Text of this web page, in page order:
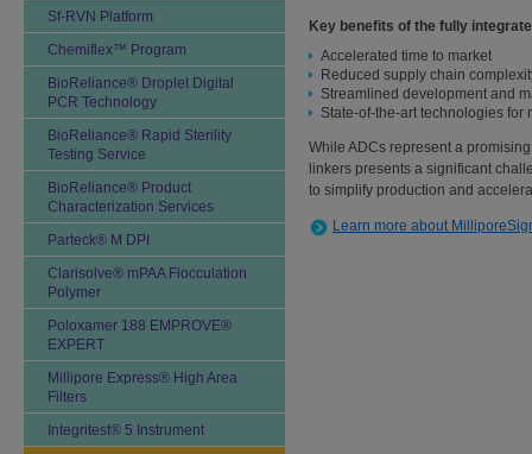
Sf-RVN Platform
Chemiflex™ Program
BioReliance® Droplet Digital
PCR Technology
BioReliance® Rapid Sterility
Testing Service
BioReliance® Product
Characterization Services
Parteck® M DPI
Clarisolve® mPAA Flocculation
Polymer
Poloxamer 188 EMPROVE®
EXPERT
Millipore Express® High Area
Filters
Integritest® 5 Instrument
Key benefits of the fully
Accelerated time to market
Reduced supply chain
Streamlined development and
State-of-the-art technologies
While ADCs represent a
linkers presents a significant
to simplify production and
Learn more about